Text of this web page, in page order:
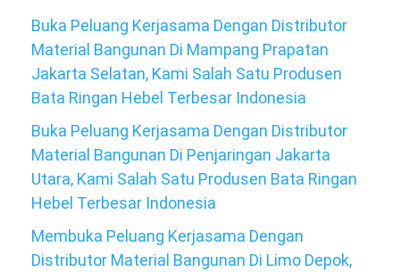
Buka Peluang Kerjasama Dengan Distributor
Material Bangunan Di Mampang Prapatan
Jakarta Selatan, Kami Salah Satu Produsen
Bata Ringan Hebel Terbesar Indonesia
Buka Peluang Kerjasama Dengan Distributor
Material Bangunan Di Penjaringan Jakarta
Utara, Kami Salah Satu Produsen Bata Ringan
Hebel Terbesar Indonesia
Membuka Peluang Kerjasama Dengan
Distributor Material Bangunan Di Limo Depok,